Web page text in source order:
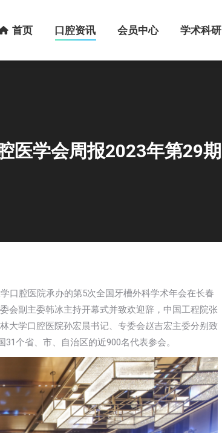
首页 口腔资讯 会员中心 学术科研
医学会周报2023年第29期
口腔医院承办的第5次全国牙槽外科学术年会在长春
会副主委韩冰主持开幕式并致欢迎辞，中国工程院张
大学口腔医院孙宏晨书记、专委会赵吉宏主委分别致
个省、市、自治区的近900名代表参会。